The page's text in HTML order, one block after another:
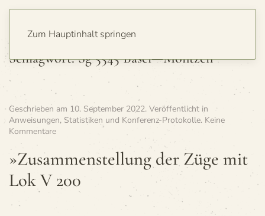
Zum Hauptinhalt springen
Schlagwort:Sg 5545 Basel—Montzen
Geschrieben am 10. September 2022. Veröffentlicht in
Anweisungen, Statistiken und Konferenz-Protokolle. Keine
Kommentarezu
stel­
lung
der
»Zusam­men­stel­lung der Züge mit
Lok V 200